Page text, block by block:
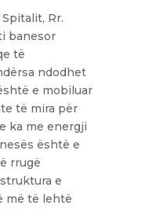
Rr.
banesor
të
ndodhet
e mobiluar
të mira për
ka me energji
është e
rrugë
e
më të lehtë